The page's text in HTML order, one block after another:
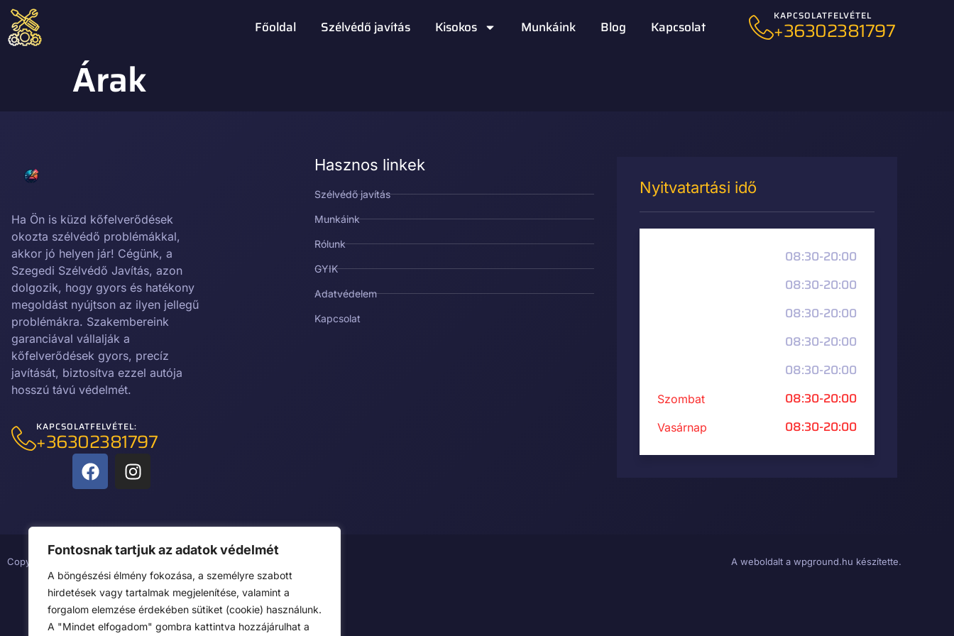
Fontosnak tartjuk az adatok védelmét
A böngészési élmény fokozása, a személyre szabott
hirdetések vagy tartalmak megjelenítése, valamint a
forgalom elemzése érdekében sütiket (cookie) használunk.
A "Mindet elfogadom" gombra kattintva hozzájárulhat a
Főoldal Szélvédő javítás Kisokos Munkáink Blog Kapcsolat
KAPCSOLATFELVÉTEL
+36302381797
Árak
Ha Ön is küzd kőfelverődések
okozta szélvédő problémákkal,
akkor jó helyen jár! Cégünk, a
Szegedi Szélvédő Javítás, azon
dolgozik, hogy gyors és hatékony
megoldást nyújtson az ilyen jellegű
problémákra. Szakembereink
garanciával vállalják a
kőfelverődések gyors, precíz
javítását, biztosítva ezzel autója
hosszú távú védelmét.
KAPCSOLATFELVÉTEL:
+36302381797
Hasznos linkek
Szélvédő javítás
Munkáink
Rólunk
GYIK
Adatvédelem
Kapcsolat
Nyitvatartási idő
08:30-20:00
08:30-20:00
08:30-20:00
08:30-20:00
08:30-20:00
Szombat 08:30-20:00
Vasárnap 08:30-20:00
Copyright © 2025 szegedszelvedojavitas.hu | minden jog fenntartva. A weboldalt a wpground.hu készítette.